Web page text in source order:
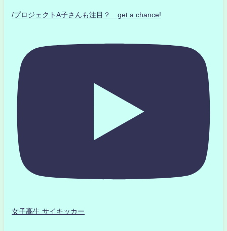
/プロジェクトA子さんも注目？ get a chance!
女子高生 サイキッカー